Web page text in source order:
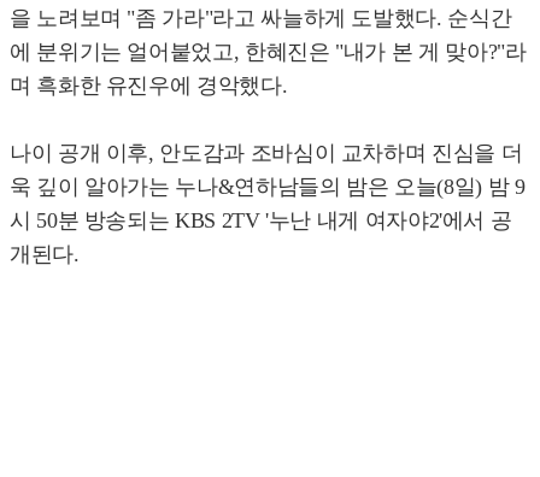
을 노려보며 "좀 가라"라고 싸늘하게 도발했다. 순식간
에 분위기는 얼어붙었고, 한혜진은 "내가 본 게 맞아?"라
며 흑화한 유진우에 경악했다.
나이 공개 이후, 안도감과 조바심이 교차하며 진심을 더
욱 깊이 알아가는 누나&연하남들의 밤은 오늘(8일) 밤 9
시 50분 방송되는 KBS 2TV '누난 내게 여자야2'에서 공
개된다.